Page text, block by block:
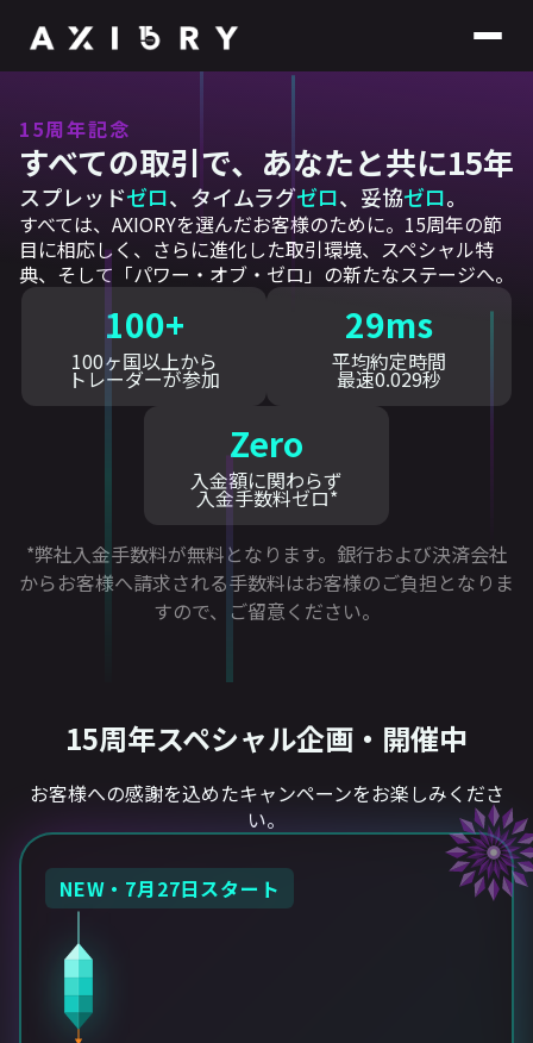
15周年記念
すべての取引で、あなたと共に15年
スプレッドゼロ、タイムラグゼロ、妥協ゼロ。
すべては、AXIORYを選んだお客様のために。15周年の節
目に相応しく、さらに進化した取引環境、スペシャル特
典、そして「パワー・オブ・ゼロ」の新たなステージへ。
100+
100ヶ国以上から
トレーダーが参加
29ms
平均約定時間
最速0.029秒
Zero
入金額に関わらず
入金手数料ゼロ*
*弊社入金手数料が無料となります。銀行および決済会社
からお客様へ請求される手数料はお客様のご負担となりま
すので、ご留意ください。
15周年スペシャル企画・開催中
お客様への感謝を込めたキャンペーンをお楽しみくださ
い。
NEW・7月27日スタート